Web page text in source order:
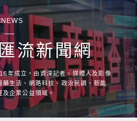
流新聞網
年成立，由資深記者、媒體人及影像
生活、網路科技、政治民調、新能
及企業公益領域。